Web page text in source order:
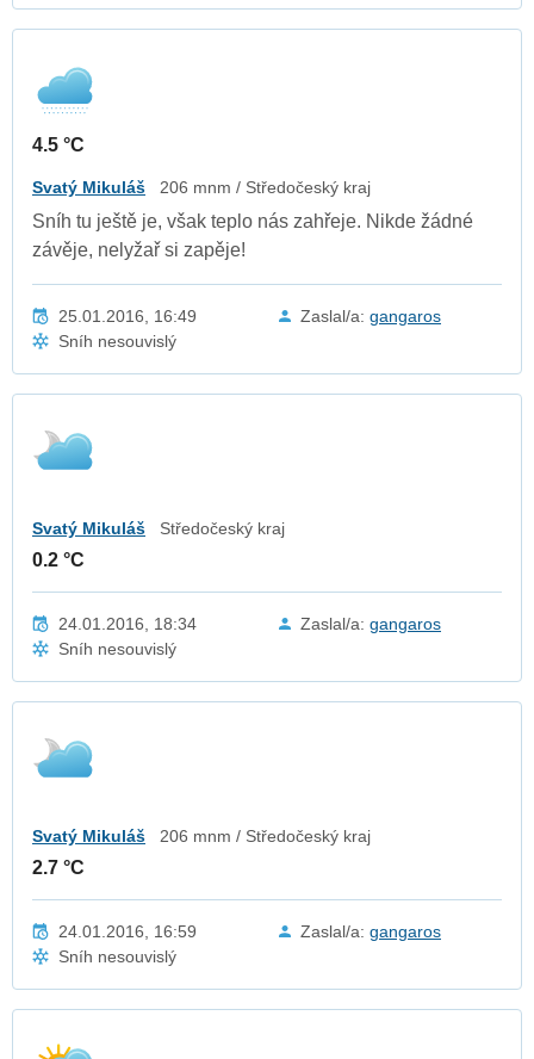
4.5 °C
Svatý Mikuláš 206 mnm / Středočeský kraj
Sníh tu ještě je, však teplo nás zahřeje. Nikde žádné
závěje, nelyžař si zapěje!
25.01.2016, 16:49 Zaslal/a: gangaros
Sníh nesouvislý
Svatý Mikuláš Středočeský kraj
0.2 °C
24.01.2016, 18:34 Zaslal/a: gangaros
Sníh nesouvislý
Svatý Mikuláš 206 mnm / Středočeský kraj
2.7 °C
24.01.2016, 16:59 Zaslal/a: gangaros
Sníh nesouvislý